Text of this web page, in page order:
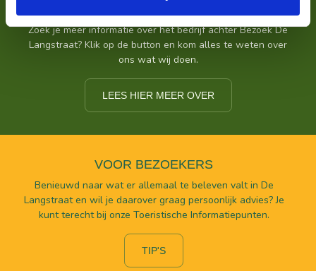
Zoek je meer informatie over het bedrijf achter Bezoek De
Langstraat? Klik op de button en kom alles te weten over
ons wat wij doen.
LEES HIER MEER OVER
VOOR BEZOEKERS
Benieuwd naar wat er allemaal te beleven valt in De
Langstraat en wil je daarover graag persoonlijk advies? Je
kunt terecht bij onze Toeristische Informatiepunten.
TIP'S